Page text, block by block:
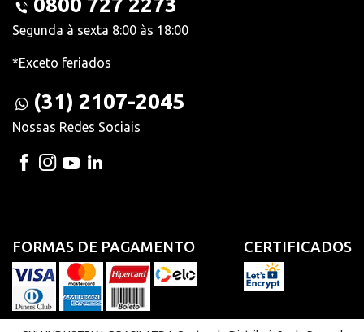
Segunda à sexta 8:00 às 18:00
*Exceto feriados
(31) 2107-2045
Nossas Redes Sociais
FORMAS DE PAGAMENTO CERTIFICADOS